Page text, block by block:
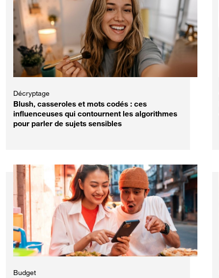
Décryptage
Blush, casseroles et mots codés : ces
influenceuses qui contournent les algorithmes
pour parler de sujets sensibles
Budget